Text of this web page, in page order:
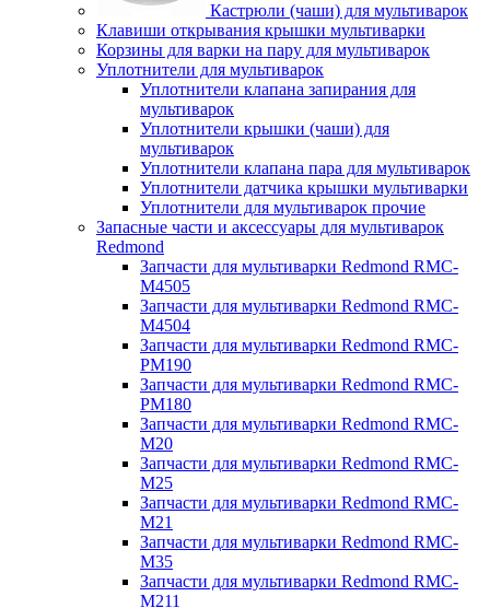
Кастрюли (чаши) для мультиварок
Клавиши открывания крышки мультиварки
Корзины для варки на пару для мультиварок
Уплотнители для мультиварок
Уплотнители клапана запирания для
мультиварок
Уплотнители крышки (чаши) для
мультиварок
Уплотнители клапана пара для мультиварок
Уплотнители датчика крышки мультиварки
Уплотнители для мультиварок прочие
Запасные части и аксессуары для мультиварок
Redmond
Запчасти для мультиварки Redmond RMC-
M4505
Запчасти для мультиварки Redmond RMC-
M4504
Запчасти для мультиварки Redmond RMC-
PM190
Запчасти для мультиварки Redmond RMC-
PM180
Запчасти для мультиварки Redmond RMC-
M20
Запчасти для мультиварки Redmond RMC-
M25
Запчасти для мультиварки Redmond RMC-
M21
Запчасти для мультиварки Redmond RMC-
M35
Запчасти для мультиварки Redmond RMC-
M211